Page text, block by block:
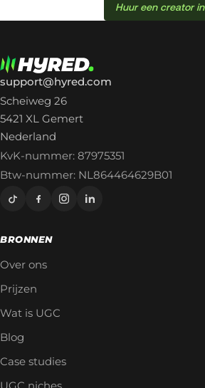
Huur een creator in
support@hyred.com
Scheiweg 26
5421 XL Gemert
Nederland
KvK-nummer: 87975351
Btw-nummer: NL864464629B01
BRONNEN
Over ons
Prijzen
Wat is UGC
Blog
Case studies